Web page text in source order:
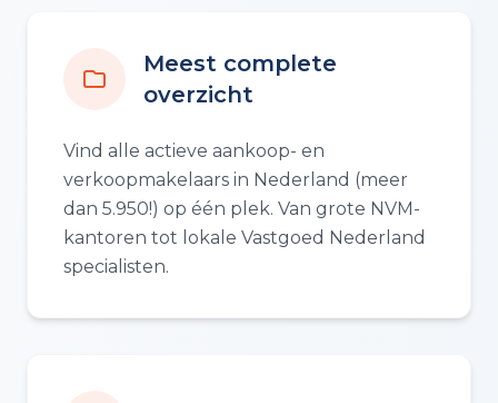
Meest complete
overzicht
Vind alle actieve aankoop- en
verkoopmakelaars in Nederland (meer
dan 5.950!) op één plek. Van grote NVM-
kantoren tot lokale Vastgoed Nederland
specialisten.